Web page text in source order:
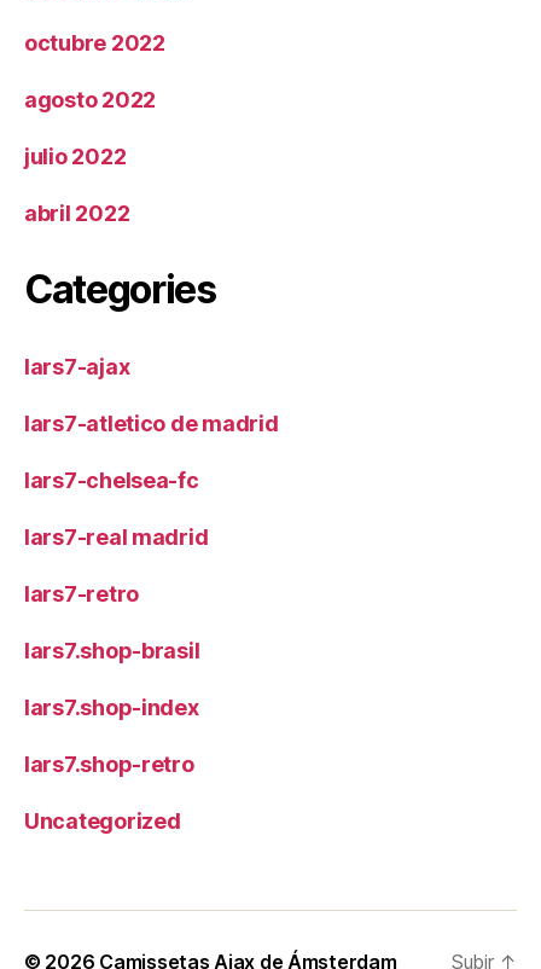
octubre 2022
agosto 2022
julio 2022
abril 2022
Categories
lars7-ajax
lars7-atletico de madrid
lars7-chelsea-fc
lars7-real madrid
lars7-retro
lars7.shop-brasil
lars7.shop-index
lars7.shop-retro
Uncategorized
© 2026 Camissetas Ajax de Ámsterdam Subir ↑